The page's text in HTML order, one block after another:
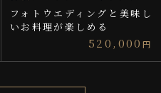
フォトウエディングと美味し
いお料理が楽しめる
520,000 円